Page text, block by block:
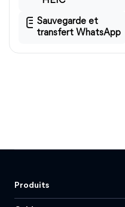
Sauvegarde et
transfert WhatsApp
Produits